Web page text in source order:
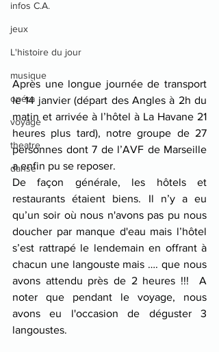
infos C.A.
jeux
L'histoire du jour
musique
opéra
voyage
theatre
danse
Après une longue journée de transport
le 14 janvier (départ des Angles à 2h du
matin et arrivée à l’hôtel à La Havane 21
heures plus tard), notre groupe de 27
personnes dont 7 de l’AVF de Marseille
a enfin pu se reposer.
De façon générale, les hôtels et
restaurants étaient biens. Il n’y a eu
qu’un soir où nous n'avons pas pu nous
doucher par manque d'eau mais l’hôtel
s’est rattrapé le lendemain en offrant à
chacun une langouste mais …. que nous
avons attendu près de 2 heures !!!  A
noter que pendant le voyage, nous
avons eu l'occasion de déguster 3
langoustes.